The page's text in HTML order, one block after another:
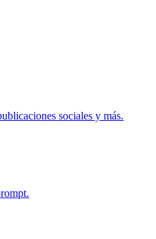
sociales y más.